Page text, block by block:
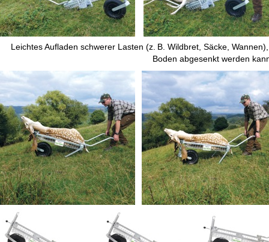
Leichtes Aufladen schwerer Lasten (z. B. Wildbret, Säcke,
Boden abgesenkt werden